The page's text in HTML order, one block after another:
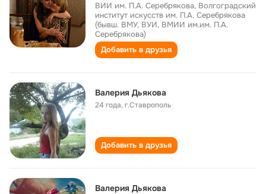
ВИИ им. П.А. Серебрякова, Волгоградский
институт искусств им. П.А. Серебрякова
(бывш. ВМУ, ВУИ, ВМИИ им.им. П.А.
Серебрякова)
Добавить в друзья
Валерия Дьякова
24 года,г.Ставрополь
Добавить в друзья
Валерия Дьякова